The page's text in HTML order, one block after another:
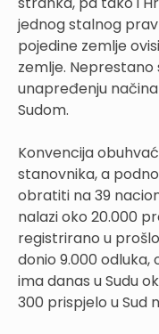
jednog stalnog
pojedine zemlje
zemlje. Neprestano
unapređenju
Sudom.
Konvencija
stanovnika, a
obratiti na 39
nalazi oko 20.000
registrirano u
donio 9.000
ima danas u Sudu
300 prispjelo u Sud